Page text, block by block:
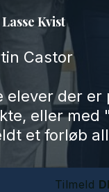
Kvist
Castor
elever der
eller
et forløb
Tilmeld